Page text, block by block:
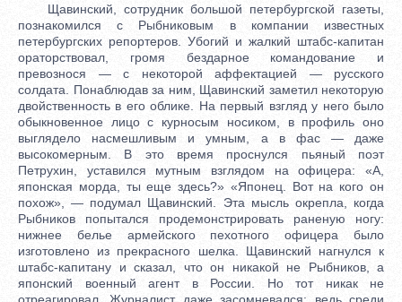
Щавинский, сотрудник большой петербургской газеты,
познакомился с Рыбниковым в компании известных
петербургских репортеров. Убогий и жалкий штабс-капитан
ораторствовал, громя бездарное командование и
превознося — с некоторой аффектацией — русского
солдата. Понаблюдав за ним, Щавинский заметил некоторую
двойственность в его облике. На первый взгляд у него было
обыкновенное лицо с курносым носиком, в профиль оно
выглядело насмешливым и умным, а в фас — даже
высокомерным. В это время проснулся пьяный поэт
Петрухин, уставился мутным взглядом на офицера: «А,
японская морда, ты еще здесь?» «Японец. Вот на кого он
похож», — подумал Щавинский. Эта мысль окрепла, когда
Рыбников попытался продемонстрировать раненую ногу:
нижнее белье армейского пехотного офицера было
изготовлено из прекрасного шелка. Щавинский нагнулся к
штабс-капитану и сказал, что он никакой не Рыбников, а
японский военный агент в России. Но тот никак не
отреагировал. Журналист даже засомневался: ведь среди